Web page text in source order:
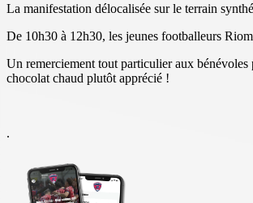
La manifestation délocalisée sur le terrain
De 10h30 à 12h30, les jeunes footballeurs
Un remerciement tout particulier aux
chocolat chaud plutôt apprécié !
.